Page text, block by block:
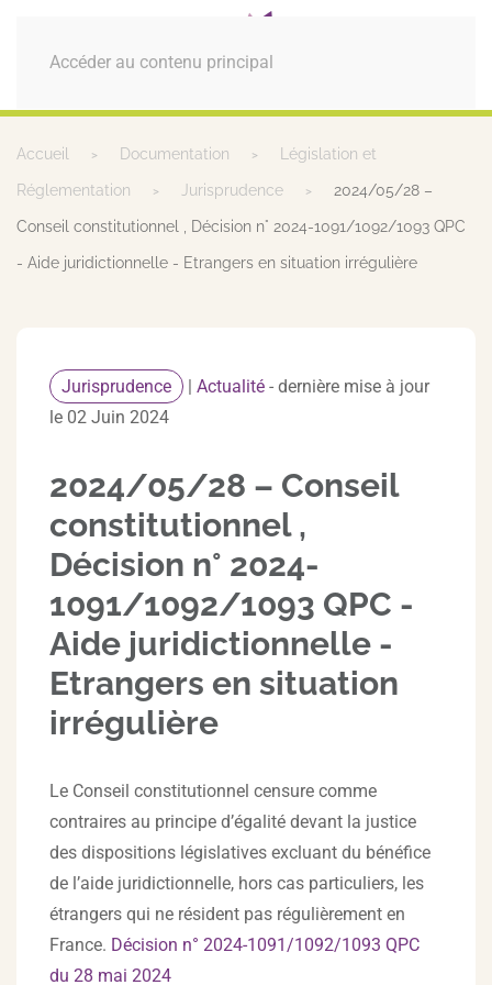
Accéder au contenu principal
MENU
Accueil Documentation Législation et
Réglementation Jurisprudence 2024/05/28 –
Conseil constitutionnel , Décision n° 2024-1091/1092/1093 QPC
- Aide juridictionnelle - Etrangers en situation irrégulière
Jurisprudence | Actualité - dernière mise à jour
le 02 Juin 2024
2024/05/28 – Conseil
constitutionnel ,
Décision n° 2024-
1091/1092/1093 QPC -
Aide juridictionnelle -
Etrangers en situation
irrégulière
Le Conseil constitutionnel censure comme
contraires au principe d’égalité devant la justice
des dispositions législatives excluant du bénéfice
de l’aide juridictionnelle, hors cas particuliers, les
étrangers qui ne résident pas régulièrement en
France. Décision n° 2024-1091/1092/1093 QPC
du 28 mai 2024